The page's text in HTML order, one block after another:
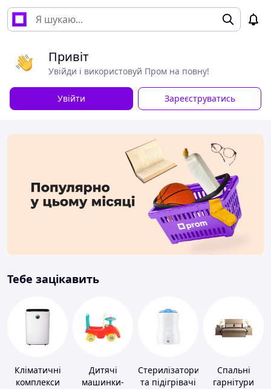
Привіт
Увійди і використовуй Пром на повну!
Увійти Зареєструватись
Тебе зацікавить
Кліматичні
комплекси
Дитячі
машинки-
Стерилізатори
та підігрівачі
Спальні
гарнітури